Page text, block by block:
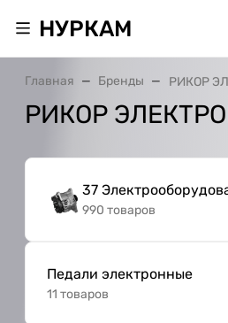
НУРКАМ
Главная Бренды РИКОР
РИКОР
37
990 товаров
Педали электронные
11 товаров